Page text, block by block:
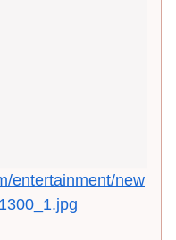
entertainment/new